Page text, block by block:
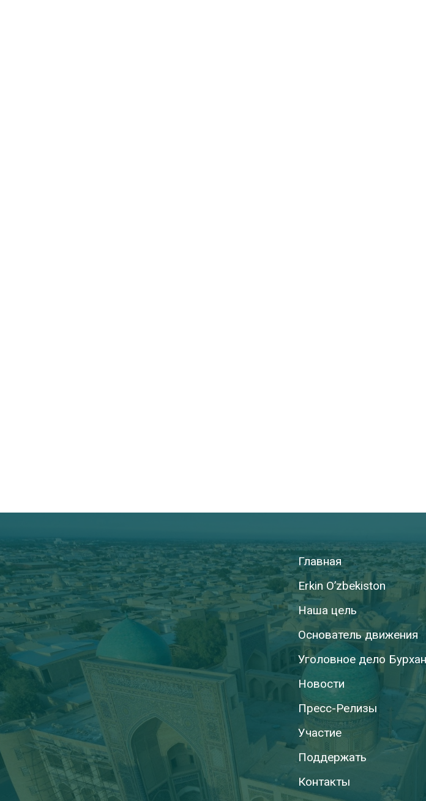
Главная
Erkin O’zbekiston
Наша цель
Основатель движения
Уголовное дело
Новости
Пресс-Релизы
Участие
Поддержать
Контакты